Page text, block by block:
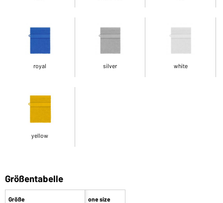
royal silver white
yellow
Größentabelle
Größe one size